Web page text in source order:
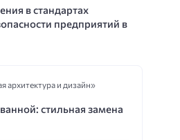
в стандартах
предприятий в
архитектура и дизайн»
стильная замена